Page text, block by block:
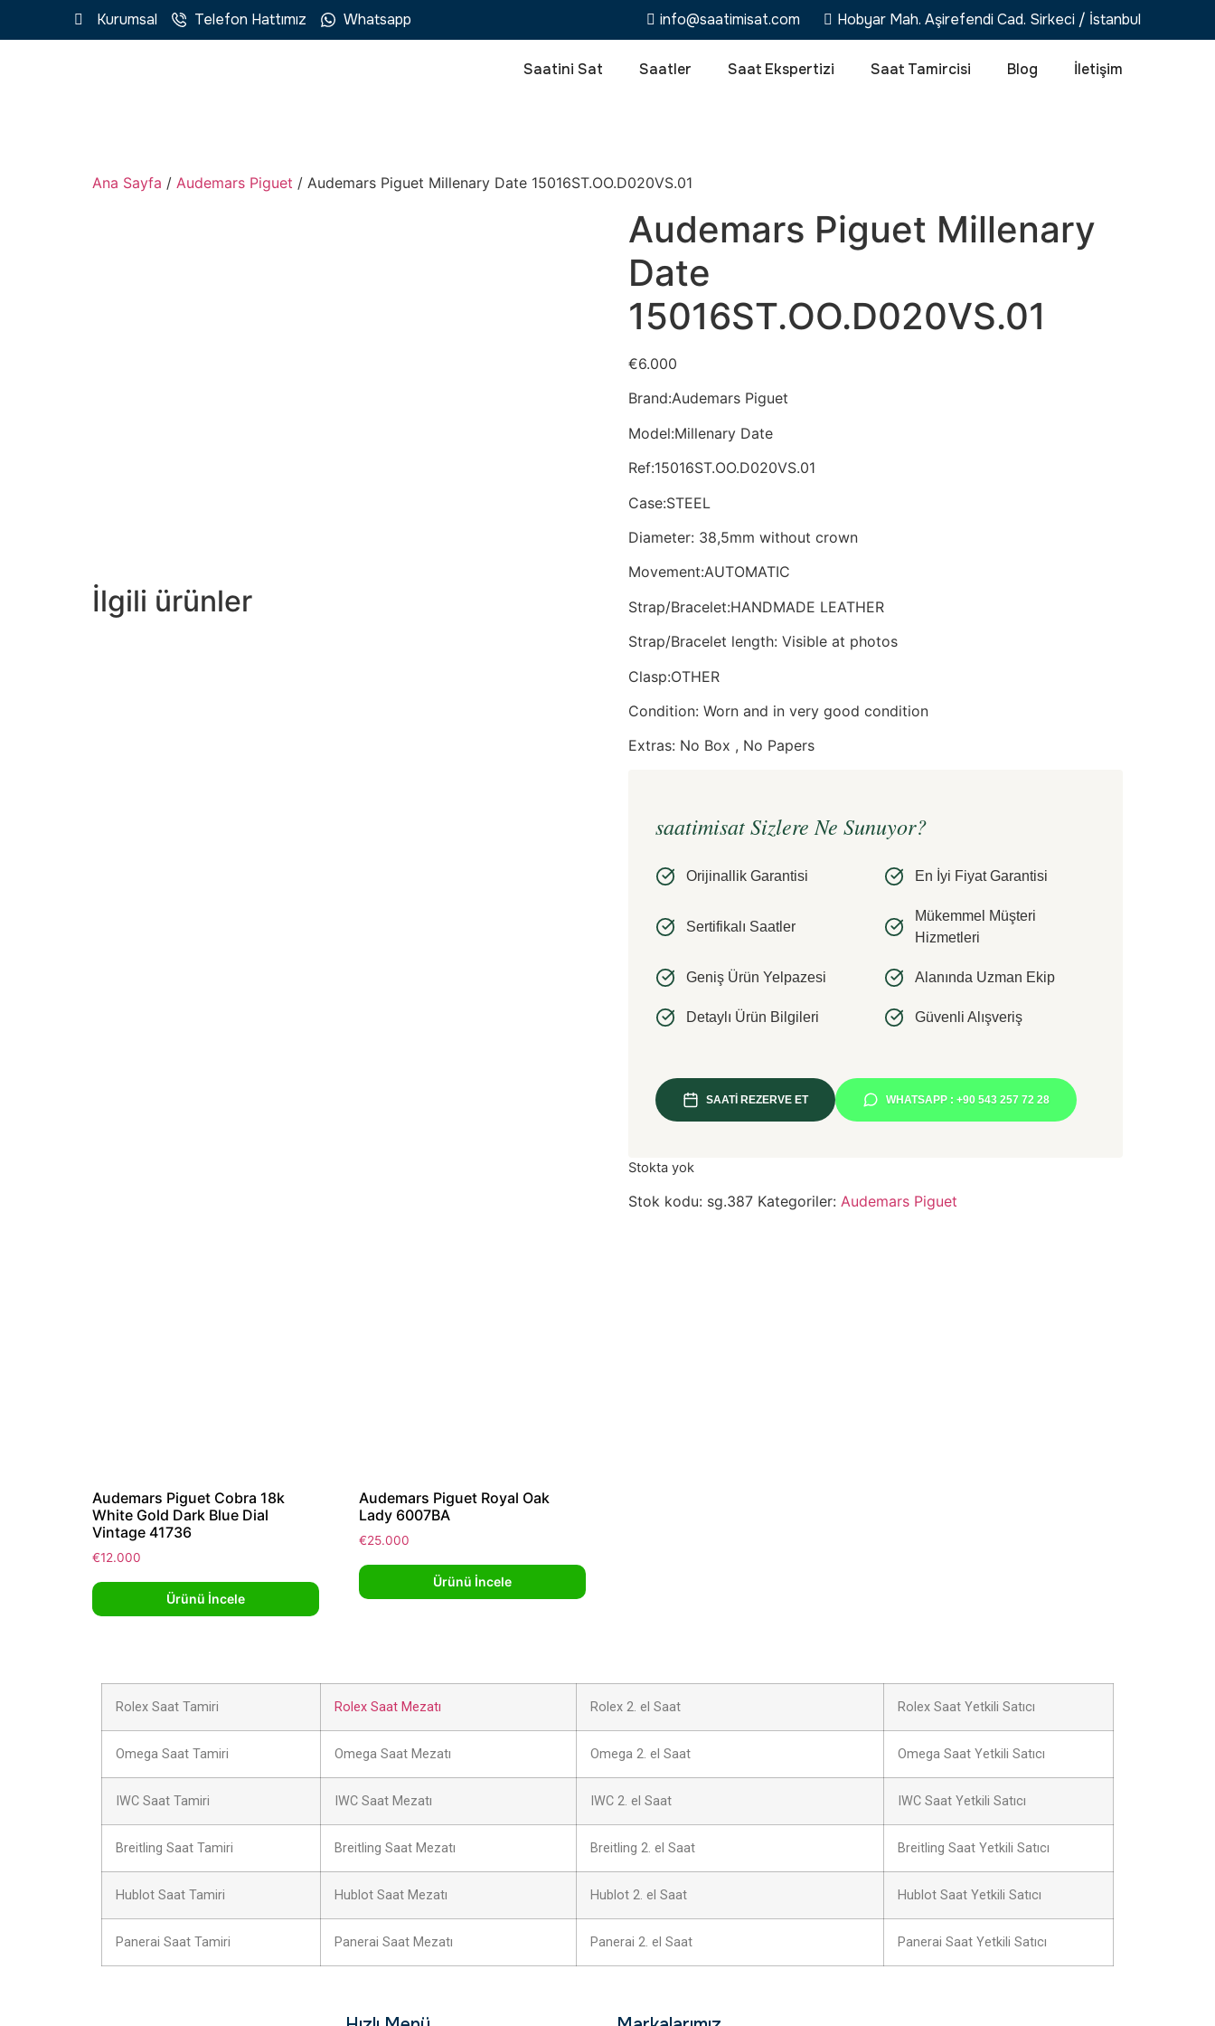
Kurumsal Telefon Hattımız Whatsapp info@saatimisat.com Hobyar Mah. Aşirefendi Cad. Sirkeci / İstanbul
Saatini Sat Saatler Saat Ekspertizi Saat Tamircisi Blog İletişim
Ana Sayfa / Audemars Piguet / Audemars Piguet Millenary Date 15016ST.OO.D020VS.01
Audemars Piguet Millenary
Date
15016ST.OO.D020VS.01
€6.000
Brand:Audemars Piguet
Model:Millenary Date
Ref:15016ST.OO.D020VS.01
Case:STEEL
Diameter: 38,5mm without crown
Movement:AUTOMATIC
Strap/Bracelet:HANDMADE LEATHER
Strap/Bracelet length: Visible at photos
Clasp:OTHER
Condition: Worn and in very good condition
Extras: No Box , No Papers
saatimisat Sizlere Ne Sunuyor?
Orijinallik Garantisi En İyi Fiyat Garantisi
Sertifikalı Saatler
Mükemmel Müşteri
Hizmetleri
Geniş Ürün Yelpazesi Alanında Uzman Ekip
Detaylı Ürün Bilgileri Güvenli Alışveriş
SAATİ REZERVE ET WHATSAPP : +90 543 257 72 28
Stokta yok
Stok kodu: sg.387 Kategoriler: Audemars Piguet
İlgili ürünler
Audemars Piguet Cobra 18k
White Gold Dark Blue Dial
Vintage 41736
€12.000
Ürünü İncele
Audemars Piguet Royal Oak
Lady 6007BA
€25.000
Ürünü İncele
Rolex Saat Tamiri Rolex Saat Mezatı Rolex 2. el Saat Rolex Saat Yetkili Satıcı
Omega Saat Tamiri Omega Saat Mezatı Omega 2. el Saat Omega Saat Yetkili Satıcı
IWC Saat Tamiri IWC Saat Mezatı IWC 2. el Saat IWC Saat Yetkili Satıcı
Breitling Saat Tamiri Breitling Saat Mezatı Breitling 2. el Saat Breitling Saat Yetkili Satıcı
Hublot Saat Tamiri Hublot Saat Mezatı Hublot 2. el Saat Hublot Saat Yetkili Satıcı
Panerai Saat Tamiri Panerai Saat Mezatı Panerai 2. el Saat Panerai Saat Yetkili Satıcı